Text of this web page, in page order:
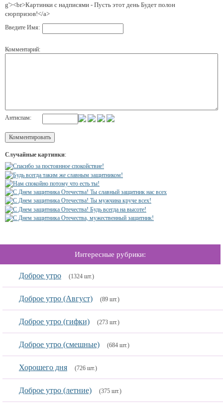
g'><br>Картинки с надписями - Пусть этот день Будет полон
сюрпризов!</a>
Введите Имя:
Комментарий:
Антиспам:
Случайные картинки:
Интересные рубрики:
Доброе утро (1324 шт.)
Доброе утро (Август) (89 шт.)
Доброе утро (гифки) (273 шт.)
Доброе утро (смешные) (684 шт.)
Хорошего дня (726 шт.)
Доброе утро (летние) (375 шт.)